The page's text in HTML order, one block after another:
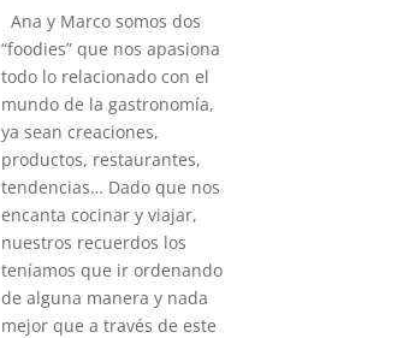
Ana y Marco somos dos
“foodies” que nos apasiona
todo lo relacionado con el
mundo de la gastronomía,
ya sean creaciones,
productos, restaurantes,
tendencias… Dado que nos
encanta cocinar y viajar,
nuestros recuerdos los
teníamos que ir ordenando
de alguna manera y nada
mejor que a través de este